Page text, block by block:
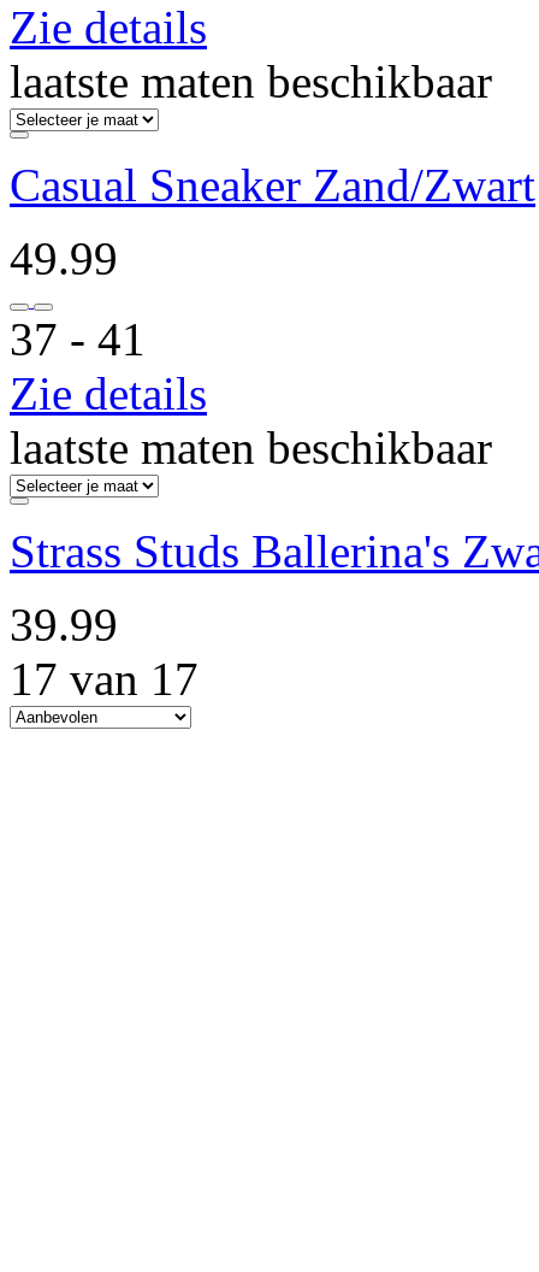
Zie details
laatste maten beschikbaar
Casual Sneaker Zand/Zwart
49.99
37 ‐ 41
Zie details
laatste maten beschikbaar
Strass Studs Ballerina's
39.99
17 van 17